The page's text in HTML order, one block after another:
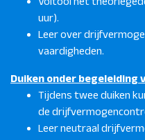
uur).
Leer over
vaardigheden.
Duiken onder begeleiding
Tijdens twee duiken
de
Leer neutraal